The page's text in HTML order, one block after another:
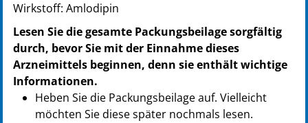
PPN: 110088992451
NTIN: 04150008899246
PZN: 00889930
PPN: 110088993017
NTIN: 04150008899307
Wirkstoff: Amlodipin
Lesen Sie die gesamte Packungsbeilage sorgfältig
durch, bevor Sie mit der Einnahme dieses
Arzneimittels beginnen, denn sie enthält wichtige
Informationen.
Heben Sie die Packungsbeilage auf. Vielleicht
möchten Sie diese später nochmals lesen.